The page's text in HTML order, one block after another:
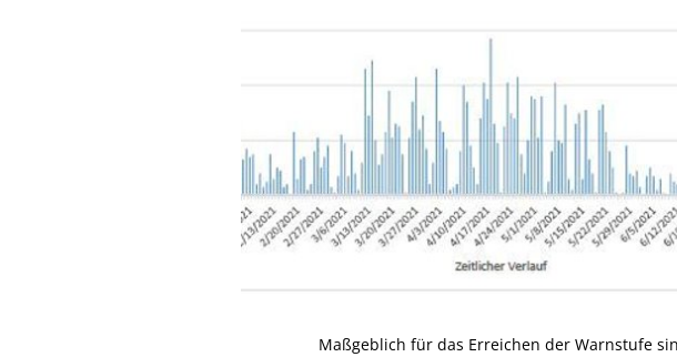
Maßgeblich für das Erreichen der Warnstufe